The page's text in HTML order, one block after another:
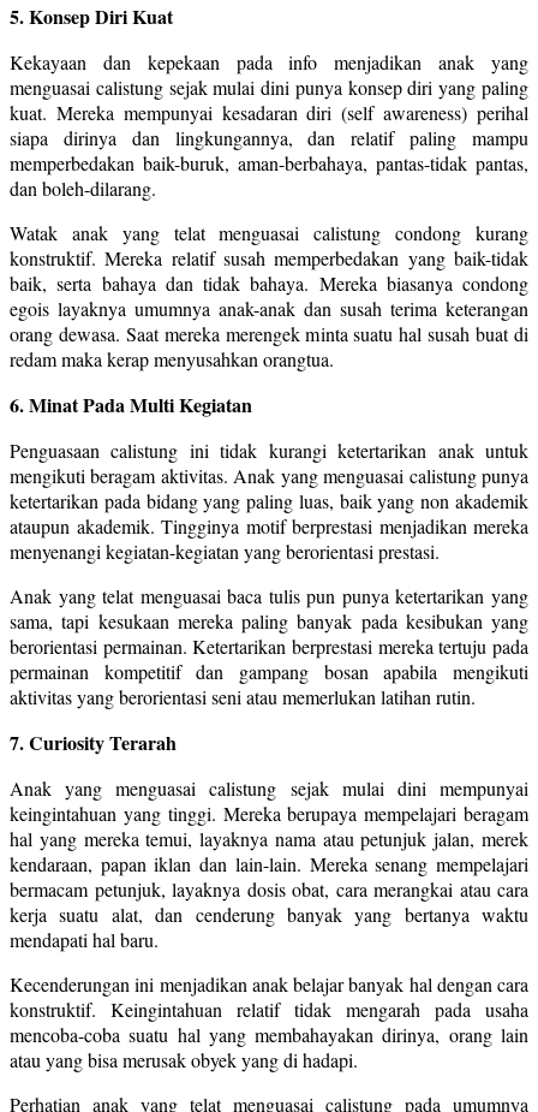
5. Konsep Diri Kuat
Kekayaan dan kepekaan pada info menjadikan anak yang
menguasai calistung sejak mulai dini punya konsep diri yang paling
kuat. Mereka mempunyai kesadaran diri (self awareness) perihal
siapa dirinya dan lingkungannya, dan relatif paling mampu
memperbedakan baik-buruk, aman-berbahaya, pantas-tidak pantas,
dan boleh-dilarang.
Watak anak yang telat menguasai calistung condong kurang
konstruktif. Mereka relatif susah memperbedakan yang baik-tidak
baik, serta bahaya dan tidak bahaya. Mereka biasanya condong
egois layaknya umumnya anak-anak dan susah terima keterangan
orang dewasa. Saat mereka merengek minta suatu hal susah buat di
redam maka kerap menyusahkan orangtua.
6. Minat Pada Multi Kegiatan
Penguasaan calistung ini tidak kurangi ketertarikan anak untuk
mengikuti beragam aktivitas. Anak yang menguasai calistung punya
ketertarikan pada bidang yang paling luas, baik yang non akademik
ataupun akademik. Tingginya motif berprestasi menjadikan mereka
menyenangi kegiatan-kegiatan yang berorientasi prestasi.
Anak yang telat menguasai baca tulis pun punya ketertarikan yang
sama, tapi kesukaan mereka paling banyak pada kesibukan yang
berorientasi permainan. Ketertarikan berprestasi mereka tertuju pada
permainan kompetitif dan gampang bosan apabila mengikuti
aktivitas yang berorientasi seni atau memerlukan latihan rutin.
7. Curiosity Terarah
Anak yang menguasai calistung sejak mulai dini mempunyai
keingintahuan yang tinggi. Mereka berupaya mempelajari beragam
hal yang mereka temui, layaknya nama atau petunjuk jalan, merek
kendaraan, papan iklan dan lain-lain. Mereka senang mempelajari
bermacam petunjuk, layaknya dosis obat, cara merangkai atau cara
kerja suatu alat, dan cenderung banyak yang bertanya waktu
mendapati hal baru.
Kecenderungan ini menjadikan anak belajar banyak hal dengan cara
konstruktif. Keingintahuan relatif tidak mengarah pada usaha
mencoba-coba suatu hal yang membahayakan dirinya, orang lain
atau yang bisa merusak obyek yang di hadapi.
Perhatian anak yang telat menguasai calistung pada umumnya